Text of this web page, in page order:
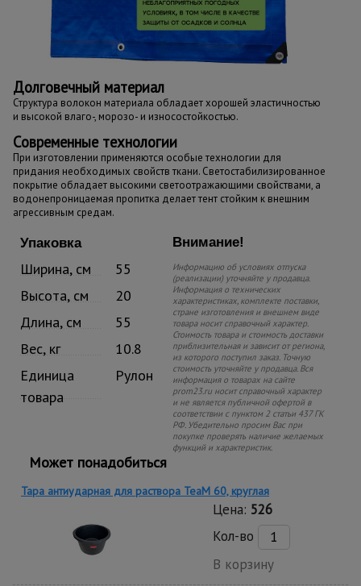
Долговечный материал
Структура волокон материала обладает хорошей эластичностью
и высокой влаго-, морозо- и износостойкостью.
Современные технологии
При изготовлении применяются особые технологии для
придания необходимых свойств ткани. Светостабилизированное
покрытие обладает высокими светоотражающими свойствами, а
водонепроницаемая пропитка делает тент стойким к внешним
агрессивным средам.
Упаковка
Ширина, см
55
Высота, см
20
Длина, см
55
Вес, кг
10.8
Единица
товара
Рулон
Внимание!
Информацию об условиях отпуска
(реализации) уточняйте у продавца.
Информация о технических
характеристиках, комплекте поставки,
стране изготовления и внешнем виде
товара носит справочный характер.
Стоимость товара и стоимость доставки
приблизительная и зависит от региона,
из которого поступил заказ. Точную
стоимость уточняйте у продавца. Вся
информация о товарах на сайте
prom23.ru носит справочный характер
и не является публичной офертой в
соответствии с пунктом 2 статьи 437 ГК
РФ. Убедительно просим Вас при
покупке проверять наличие желаемых
функций и характеристик.
Может понадобиться
Тара антиударная для раствора TeaM 60, круглая
Цена: 526
Кол-во
В корзину